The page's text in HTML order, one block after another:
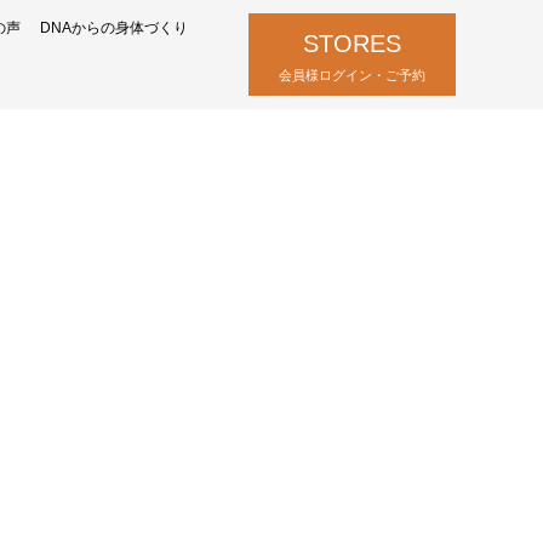
声 DNAからの身体づくり
STORES
会員様ログイン・ご予約